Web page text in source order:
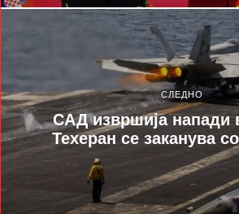
СЛЕДНО
САД извршија напади
Техеран се заканува